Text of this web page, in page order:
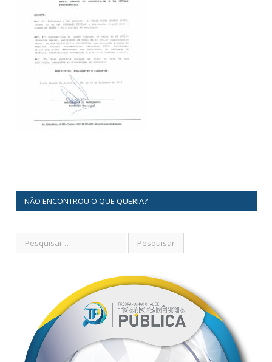
NÃO ENCONTROU O QUE QUERIA?